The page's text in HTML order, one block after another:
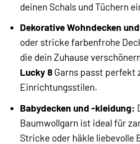
deinen Schals und Tüchern
Dekorative Wohndecken
oder stricke farbenfrohe
die dein Zuhause
Lucky 8Garns passt perfekt
Einrichtungsstilen.
Babydecken und -kleidung:
Baumwollgarn ist ideal für
Stricke oder häkle liebevolle